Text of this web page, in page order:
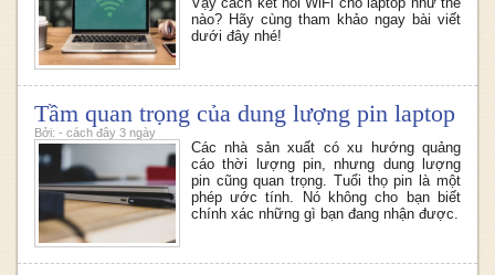
nào? Hãy cùng tham khảo ngay bài viết
dưới đây nhé!
Tầm quan trọng của dung lượng pin laptop
Bởi: - cách đây 3 ngày
Các nhà sản xuất có xu hướng quảng
cáo thời lượng pin, nhưng dung lượng
pin cũng quan trọng. Tuổi thọ pin là một
phép ước tính. Nó không cho bạn biết
chính xác những gì bạn đang nhận được.